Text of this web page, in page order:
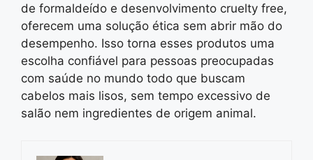
de formaldeído e desenvolvimento cruelty free,
oferecem uma solução ética sem abrir mão do
desempenho. Isso torna esses produtos uma
escolha confiável para pessoas preocupadas
com saúde no mundo todo que buscam
cabelos mais lisos, sem tempo excessivo de
salão nem ingredientes de origem animal.